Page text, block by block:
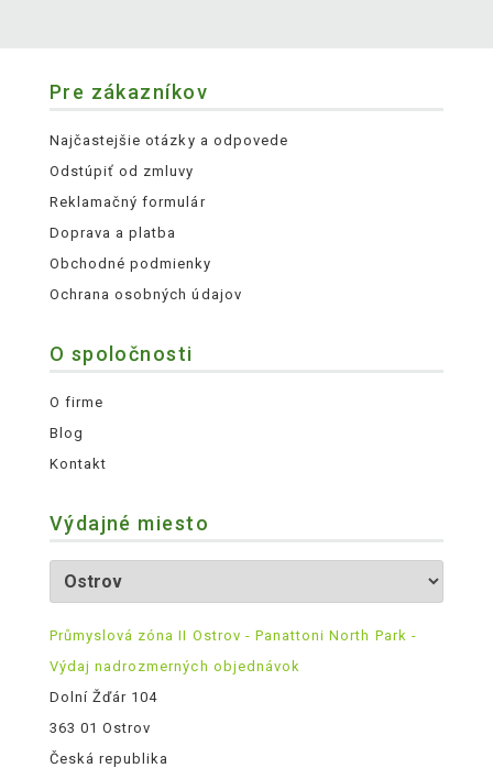
Pre zákazníkov
Najčastejšie otázky a odpovede
Odstúpiť od zmluvy
Reklamačný formulár
Doprava a platba
Obchodné podmienky
Ochrana osobných údajov
O spoločnosti
O firme
Blog
Kontakt
Výdajné miesto
Průmyslová zóna II Ostrov - Panattoni North Park -
Výdaj nadrozmerných objednávok
Dolní Žďár 104
363 01 Ostrov
Česká republika